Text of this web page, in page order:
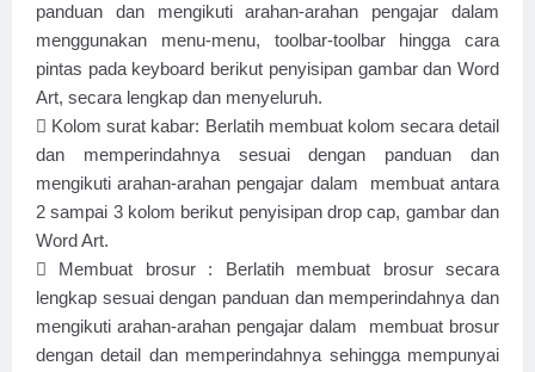
panduan dan mengikuti arahan-arahan pengajar dalam
menggunakan menu-menu, toolbar-toolbar hingga cara
pintas pada keyboard berikut penyisipan gambar dan Word
Art, secara lengkap dan menyeluruh.
 Kolom surat kabar: Berlatih membuat kolom secara detail
dan memperindahnya sesuai dengan panduan dan
mengikuti arahan-arahan pengajar dalam membuat antara
2 sampai 3 kolom berikut penyisipan drop cap, gambar dan
Word Art.

Membuat brosur : Berlatih membuat brosur secara
lengkap sesuai dengan panduan dan memperindahnya dan
mengikuti arahan-arahan pengajar dalam membuat brosur
dengan detail dan memperindahnya sehingga mempunyai